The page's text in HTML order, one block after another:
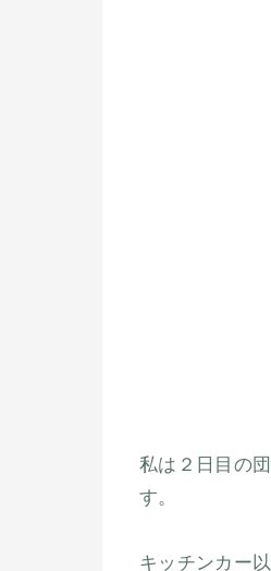
私は２日目の
す。
キッチンカー